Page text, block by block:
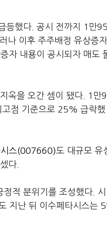
등했다. 공시 전까지 1만
나 이후 주주배정 유상증자
자 내용이 공시되자 매도
옥을 오간 셈이 됐다. 1만
점 기준으로 25% 급락했
시스(007660)도 대규모 유
다.
적 분위기를 조성했다. 시
지난 뒤 이수페타시스는